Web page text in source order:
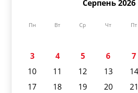
Серпень 2026
Пн Вт Ср Чт Пт
3
4 5 6 7
10
11 12 13 14
17
18 19 20 21